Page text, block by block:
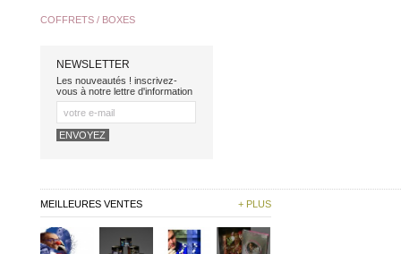
COFFRETS / BOXES
NEWSLETTER
Les nouveautés ! inscrivez-
vous à notre lettre d'information
MEILLEURES VENTES + PLUS